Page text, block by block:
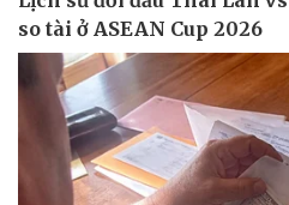
Pháp luật
Vụ án
Tin nóng
Tư vấn luật